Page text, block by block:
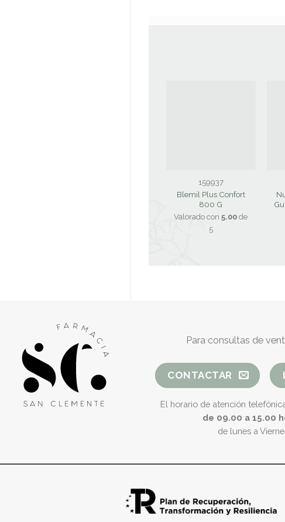
159937
Blemil Plus Confort
800 G
Valorado con5.00 de
5
Para consultas de
CONTACTAR
El horario de atención
de 09.00 a 15.00
de lunes a